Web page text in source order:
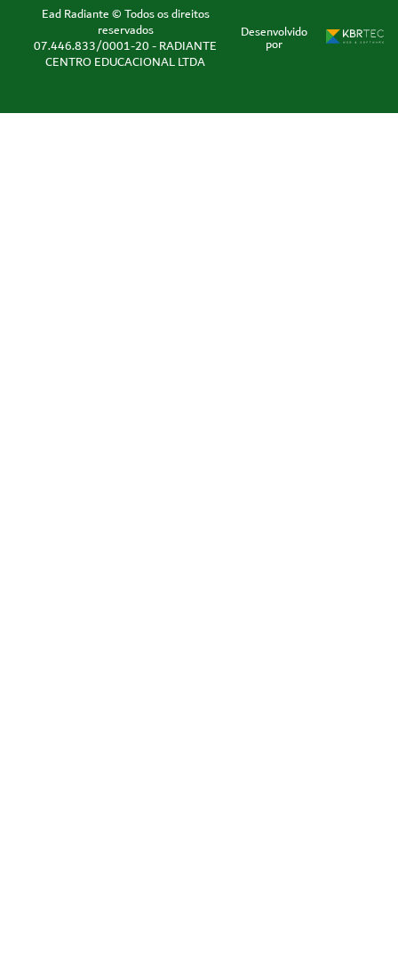
Ead Radiante © Todos os direitos
reservados
07.446.833/0001-20 - RADIANTE
CENTRO EDUCACIONAL LTDA
Desenvolvido
por